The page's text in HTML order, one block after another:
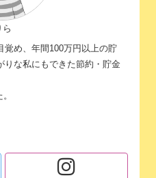
ら
覚め、年間100万円以上の貯
りな私にもできた節約・貯金